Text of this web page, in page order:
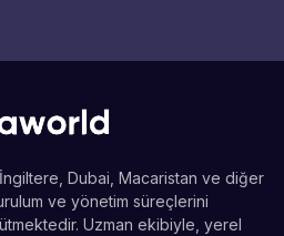
Dubai, Macaristan ve diğer
ve yönetim süreçlerini
Uzman ekibiyle, yerel